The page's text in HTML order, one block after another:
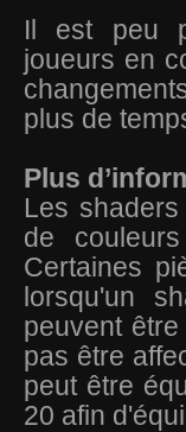
Il est peu
joueurs en
plus de
Plus
Les
de
Certaines
lorsqu'un
peuvent
pas être
peut être
20 afin